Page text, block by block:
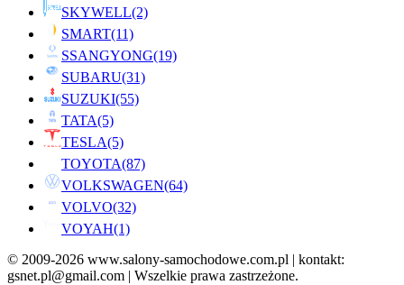
SKYWELL(2)
SMART(11)
SSANGYONG(19)
SUBARU(31)
SUZUKI(55)
TATA(5)
TESLA(5)
TOYOTA(87)
VOLKSWAGEN(64)
VOLVO(32)
VOYAH(1)
© 2009-2026 www.salony-samochodowe.com.pl | kontakt:
gsnet.pl@gmail.com | Wszelkie prawa zastrzeżone.